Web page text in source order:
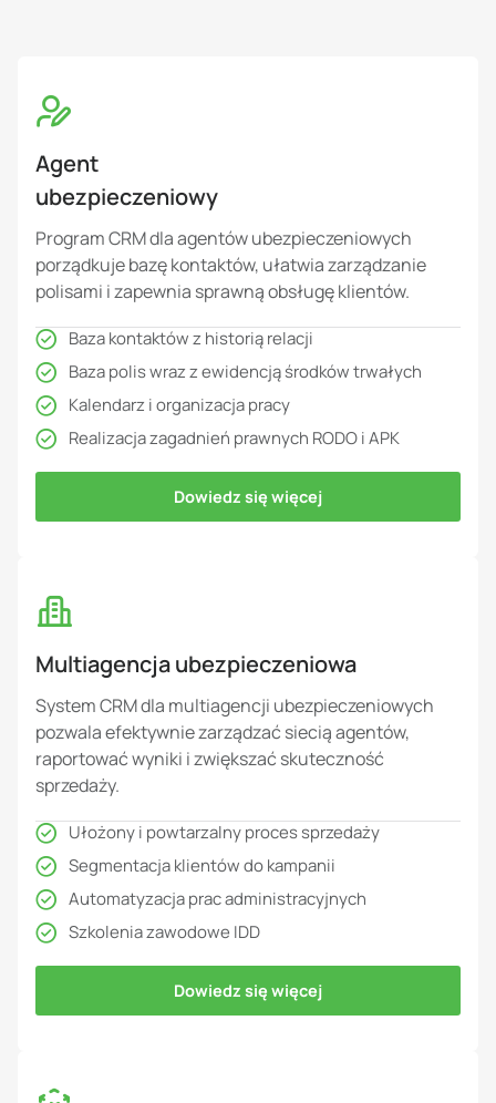
Agent
ubezpieczeniowy
Program CRM dla agentów ubezpieczeniowych
porządkuje bazę kontaktów, ułatwia zarządzanie
polisami i zapewnia sprawną obsługę klientów.
Baza kontaktów z historią relacji
Baza polis wraz z ewidencją środków trwałych
Kalendarz i organizacja pracy
Realizacja zagadnień prawnych RODO i APK
Dowiedz się więcej
Multiagencja ubezpieczeniowa
System CRM dla multiagencji ubezpieczeniowych
pozwala efektywnie zarządzać siecią agentów,
raportować wyniki i zwiększać skuteczność
sprzedaży.
Ułożony i powtarzalny proces sprzedaży
Segmentacja klientów do kampanii
Automatyzacja prac administracyjnych
Szkolenia zawodowe IDD
Dowiedz się więcej